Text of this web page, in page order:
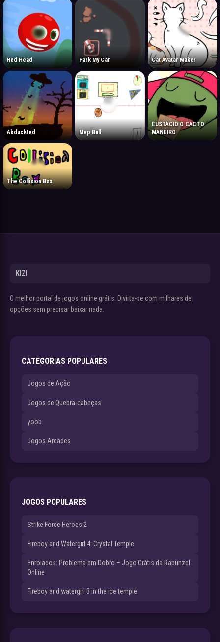
Red Head Park My Car Cat Avatar Maker
Abduckted Mep Ball
EUSTÁCIO O CACTO
MANEIRO
The Collision Box
KIZI
O melhor portal de jogos online grátis. Divirta-se com milhares de
opções sem precisar baixar nada.
CATEGORIAS POPULARES
Jogos de Ação
Jogos de Quebra-cabeças
yoob
Jogos Arcades
JOGOS POPULARES
Strike Force Heroes 2
Fireboy and Watergirl 4: Crystal Temple
Enrolados: Problema em Dobro – Jogo Grátis da Rapunzel
Online
Fireboy and watergirl 3 in the ice temple